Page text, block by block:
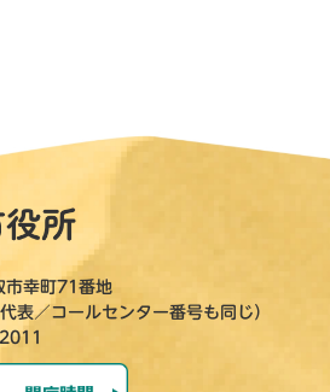
幸町71番地
／コールセンター番号も同じ）